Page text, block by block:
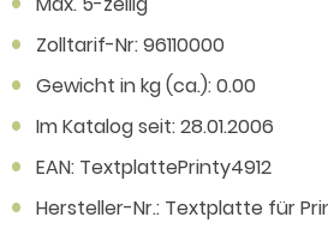
Zolltarif-Nr: 96110000
Gewicht in kg (ca.): 0.00
Im Katalog seit: 28.01.2006
EAN: TextplattePrinty4912
Hersteller-Nr.: Textplatte für